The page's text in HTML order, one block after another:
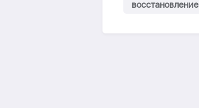
восстановление